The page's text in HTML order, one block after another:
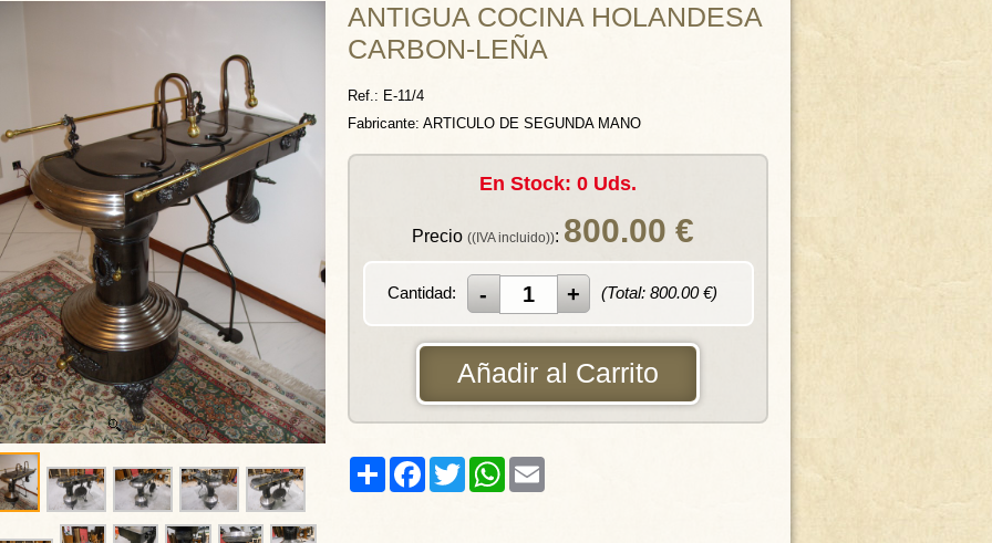
Clic para Ampliar
ANTIGUA COCINA HOLANDESA
CARBON-LEÑA
Ref.: E-11/4
Fabricante: ARTICULO DE SEGUNDA MANO
En Stock: 0 Uds.
Precio ((IVA incluido)): 800.00 €
Cantidad: (Total: 800.00€)
Añadir al Carrito
Share FacebookTwitter WhatsApp